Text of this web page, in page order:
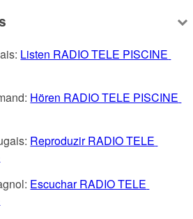
Listen RADIO TELE PISCINE
Hören RADIO TELE PISCINE
Reproduzir RADIO TELE
Escuchar RADIO TELE